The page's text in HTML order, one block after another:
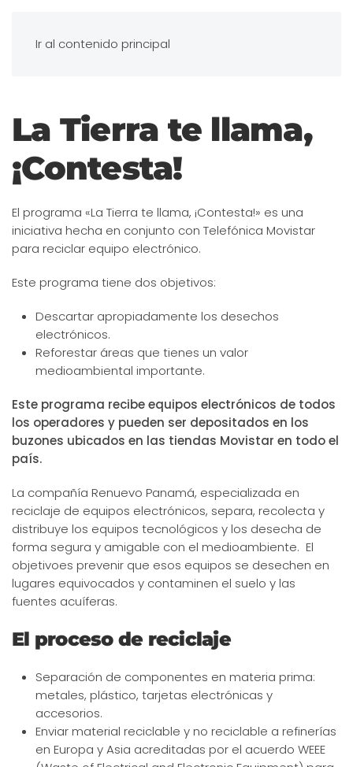
Ir al contenido principal
La Tierra te llama,
¡Contesta!
El programa «La Tierra te llama, ¡Contesta!» es una
iniciativa hecha en conjunto con Telefónica Movistar
para reciclar equipo electrónico.
Este programa tiene dos objetivos:
Descartar apropiadamente los desechos
electrónicos.
Reforestar áreas que tienes un valor
medioambiental importante.
Este programa recibe equipos electrónicos de todos
los operadores y pueden ser depositados en los
buzones ubicados en las tiendas Movistar en todo el
país.
La compañía Renuevo Panamá, especializada en
reciclaje de equipos electrónicos, separa, recolecta y
distribuye los equipos tecnológicos y los desecha de
forma segura y amigable con el medioambiente. El
objetivoes prevenir que esos equipos se desechen en
lugares equivocados y contaminen el suelo y las
fuentes acuíferas.
El proceso de reciclaje
Separación de componentes en materia prima:
metales, plástico, tarjetas electrónicas y
accesorios.
Enviar material reciclable y no reciclable a refinerías
en Europa y Asia acreditadas por el acuerdo WEEE